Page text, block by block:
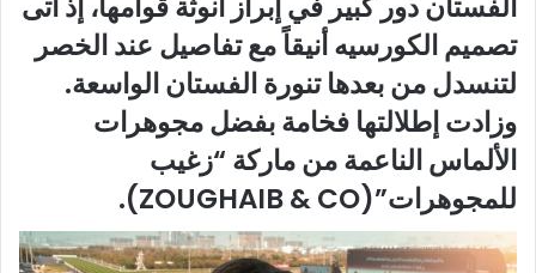
تصميم الكورسيه أنيقاً مع تفاصيل عند الخصر
لتنسدل من بعدها تنورة الفستان الواسعة.
وزادت إطلالتها فخامة بفضل مجوهرات
الألماس الناعمة من ماركة “زغيب
للمجوهرات”(ZOUGHAIB & CO).